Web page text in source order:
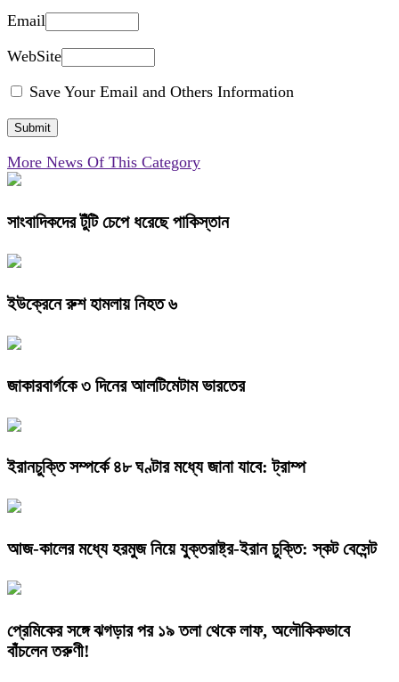
Email
WebSite
Save Your Email and Others Information
More News Of This Category
সাংবাদিকদের টুঁটি চেপে ধরেছে পাকিস্তান
ইউক্রেনে রুশ হামলায় নিহত ৬
জাকারবার্গকে ৩ দিনের আলটিমেটাম ভারতের
ইরানচুক্তি সম্পর্কে ৪৮ ঘণ্টার মধ্যে জানা যাবে: ট্রাম্প
আজ-কালের মধ্যে হরমুজ নিয়ে যুক্তরাষ্ট্র-ইরান চুক্তি: স্কট বেসেন্ট
প্রেমিকের সঙ্গে ঝগড়ার পর ১৯ তলা থেকে লাফ, অলৌকিকভাবে
বাঁচলেন তরুণী!